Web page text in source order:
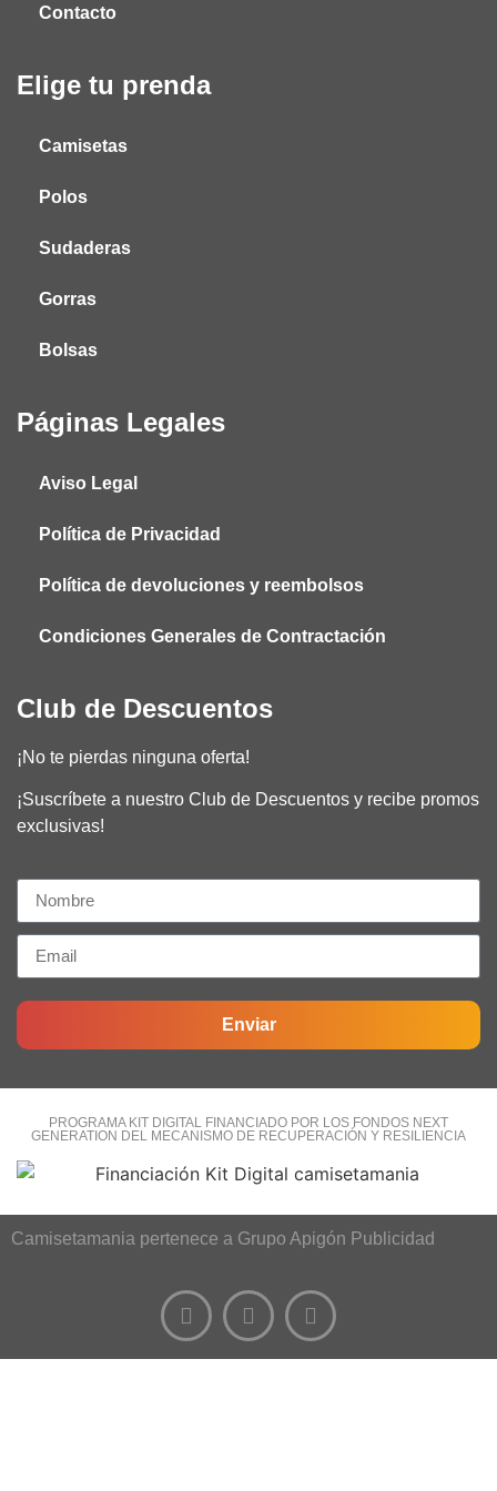
Contacto
Elige tu prenda
Camisetas
Polos
Sudaderas
Gorras
Bolsas
Páginas Legales
Aviso Legal
Política de Privacidad
Política de devoluciones y reembolsos
Condiciones Generales de Contractación
Club de Descuentos
¡No te pierdas ninguna oferta!​
¡Suscríbete a nuestro Club de Descuentos y recibe promos
exclusivas!
Enviar
PROGRAMA KIT DIGITAL FINANCIADO POR LOS FONDOS NEXT
GENERATION DEL MECANISMO DE RECUPERACIÓN Y RESILIENCIA
Camisetamania pertenece a Grupo Apigón Publicidad